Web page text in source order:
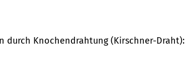
durch Knochendrahtung (Kirschner-Draht):